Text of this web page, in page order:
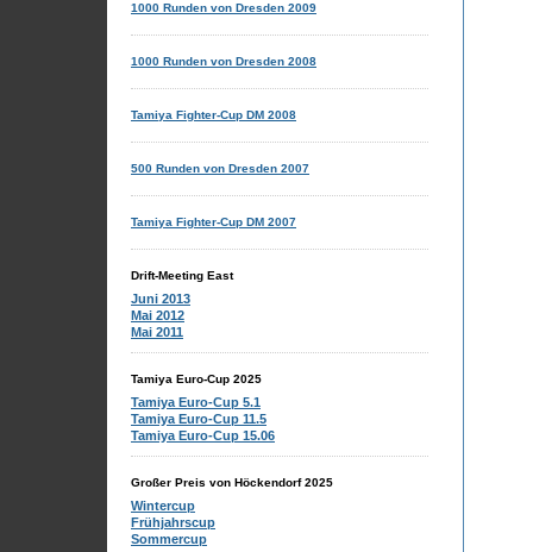
1000 Runden von Dresden 2009
1000 Runden von Dresden 2008
Tamiya Fighter-Cup DM 2008
500 Runden von Dresden 2007
Tamiya Fighter-Cup DM 2007
Drift-Meeting East
Juni 2013
Mai 2012
Mai 2011
Tamiya Euro-Cup 2025
Tamiya Euro-Cup 5.1
Tamiya Euro-Cup 11.5
Tamiya Euro-Cup 15.06
Großer Preis von Höckendorf 2025
Wintercup
Frühjahrscup
Sommercup